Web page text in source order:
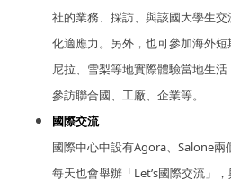
社的業務、採訪、與該國大學生
化適應力。另外，也可參加海外
尼拉、雪梨等地實際體驗當地生活
參訪聯合國、工廠、企業等。
國際交流
國際中心中設有Agora、Salone
每天也會舉辦「Let’s國際交流」